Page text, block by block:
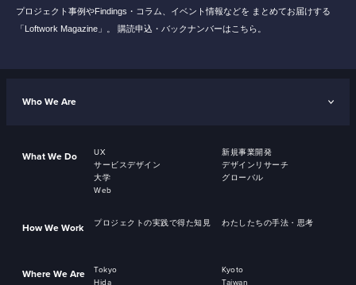
プロジェクト事例やFindings・コラム、イベント情報などを まとめてお届けする
「Loftwork Magazine」。
購読申込・バックナンバーはこちら。
Who We Are
What We Do UX
新規事業開発
サービスデザイン
デザインリサーチ
大学
グローバル
Web
How We Work プロジェクトの実践で得た知見 わたしたちの手法・思考
Where We Are Tokyo
Kyoto
Hida
Taiwan